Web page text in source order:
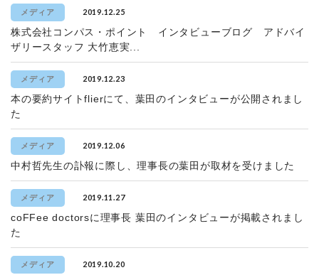
メディア 2019.12.25
株式会社コンパス・ポイント インタビューブログ アドバイ
ザリースタッフ 大竹恵実...
メディア 2019.12.23
本の要約サイトflierにて、葉田のインタビューが公開されまし
た
メディア 2019.12.06
中村哲先生の訃報に際し、理事長の葉田が取材を受けました
メディア 2019.11.27
coFFee doctorsに理事長 葉田のインタビューが掲載されまし
た
メディア 2019.10.20